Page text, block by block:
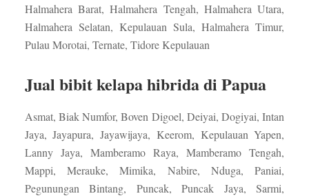
Halmahera Barat, Halmahera Tengah, Halmahera Utara,
Halmahera Selatan, Kepulauan Sula, Halmahera Timur,
Pulau Morotai, Ternate, Tidore Kepulauan
Jual bibit kelapa hibrida di Papua
Asmat, Biak Numfor, Boven Digoel, Deiyai, Dogiyai, Intan
Jaya, Jayapura, Jayawijaya, Keerom, Kepulauan Yapen,
Lanny Jaya, Mamberamo Raya, Mamberamo Tengah,
Mappi, Merauke, Mimika, Nabire, Nduga, Paniai,
Pegunungan Bintang, Puncak, Puncak Jaya, Sarmi,